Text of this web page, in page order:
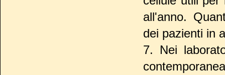
all'anno.
dei pazienti in
7. Nei